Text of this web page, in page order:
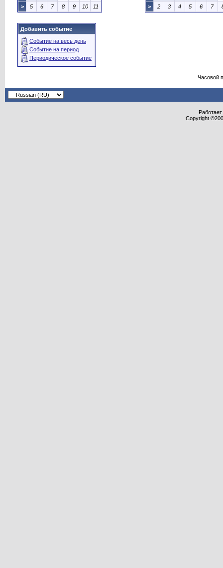
>
5 6 7 8 9 10 11
>
2 3 4 5 6 7
Добавить событие
Событие на весь день
Событие на период
Периодическое событие
Часовой
Copyright